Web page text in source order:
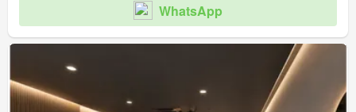
WhatsApp